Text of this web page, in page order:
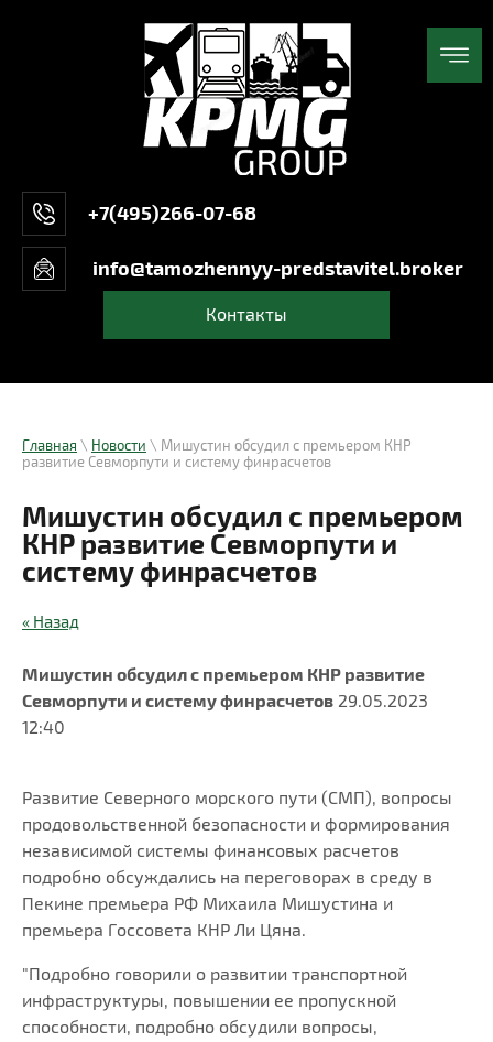
+7(495)266-07-68
info@tamozhennyy-predstavitel.broker
Контакты
Главная \ Новости \ Мишустин обсудил с премьером КНР
развитие Севморпути и систему финрасчетов
Мишустин обсудил с премьером
КНР развитие Севморпути и
систему финрасчетов
« Назад
Мишустин обсудил с премьером КНР развитие
Севморпути и систему финрасчетов 29.05.2023
12:40
Развитие Северного морского пути (СМП), вопросы
продовольственной безопасности и формирования
независимой системы финансовых расчетов
подробно обсуждались на переговорах в среду в
Пекине премьера РФ Михаила Мишустина и
премьера Госсовета КНР Ли Цяна.
"Подробно говорили о развитии транспортной
инфраструктуры, повышении ее пропускной
способности, подробно обсудили вопросы,